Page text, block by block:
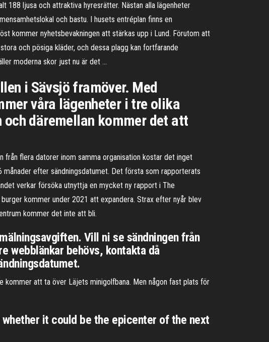
188 ljusa och attraktiva hyresrätter. Nästan alla lägenheter
och bastu. I husets entréplan finns en
kommer nyhetsbevakningen att stärkas upp i Lund. Förutom att
och pösiga kläder, och dessa plagg kan fortfarande
moderna skor just nu är det …
i Sävsjö framöver. Med
våra lägenheter i tre olika
däremellan kommer det att
från flera datorer inom samma organisation kostar det inget
efter sändningsdatumet. Det första som rapporterats
verkar försöka utnyttja en mycket ny rapport i The
kommer under 2021 att expandera. Strax efter nyår blev
kommer det inte att bli.
Vill ni se sändningen från
webblänkar behövs, kontakta då
att ta över Läjets minigolfbana. Men någon fast plats för
it could be the epicenter of the next